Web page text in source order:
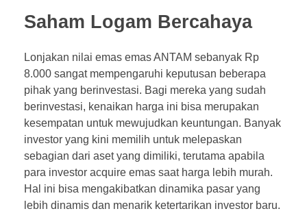
Saham Logam Bercahaya
Lonjakan nilai emas emas ANTAM sebanyak Rp
8.000 sangat mempengaruhi keputusan beberapa
pihak yang berinvestasi. Bagi mereka yang sudah
berinvestasi, kenaikan harga ini bisa merupakan
kesempatan untuk mewujudkan keuntungan. Banyak
investor yang kini memilih untuk melepaskan
sebagian dari aset yang dimiliki, terutama apabila
para investor acquire emas saat harga lebih murah.
Hal ini bisa mengakibatkan dinamika pasar yang
lebih dinamis dan menarik ketertarikan investor baru.